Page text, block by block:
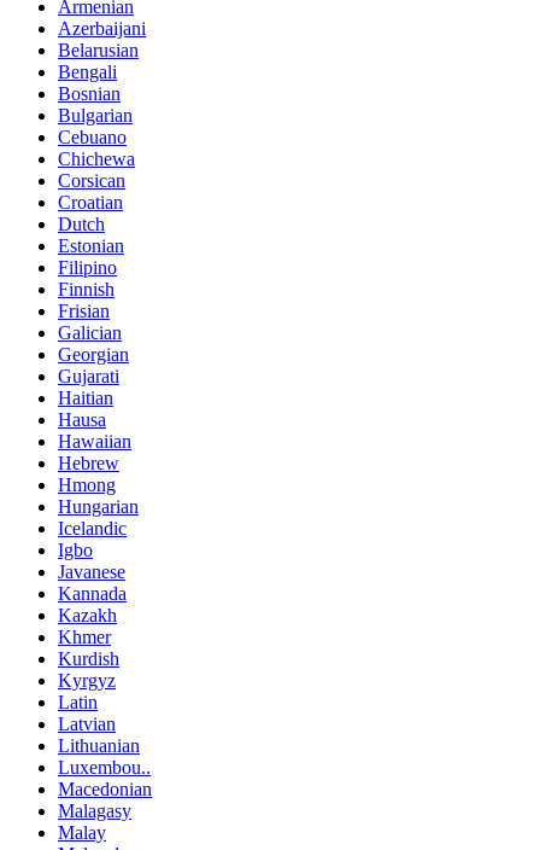
Armenian
Azerbaijani
Belarusian
Bengali
Bosnian
Bulgarian
Cebuano
Chichewa
Corsican
Croatian
Dutch
Estonian
Filipino
Finnish
Frisian
Galician
Georgian
Gujarati
Haitian
Hausa
Hawaiian
Hebrew
Hmong
Hungarian
Icelandic
Igbo
Javanese
Kannada
Kazakh
Khmer
Kurdish
Kyrgyz
Latin
Latvian
Lithuanian
Luxembou..
Macedonian
Malagasy
Malay